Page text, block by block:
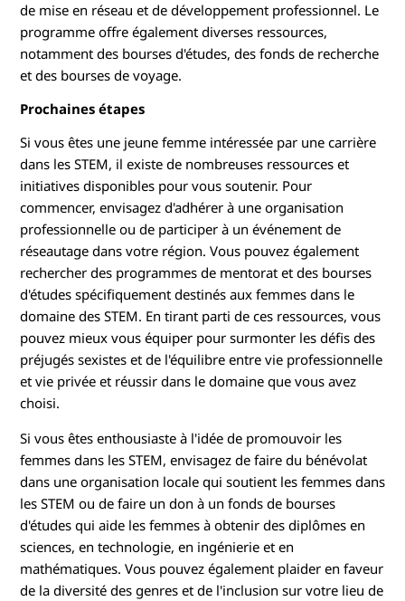
de mise en réseau et de développement professionnel. Le
programme offre également diverses ressources,
notamment des bourses d'études, des fonds de recherche
et des bourses de voyage.
Prochaines étapes
Si vous êtes une jeune femme intéressée par une carrière
dans les STEM, il existe de nombreuses ressources et
initiatives disponibles pour vous soutenir. Pour
commencer, envisagez d'adhérer à une organisation
professionnelle ou de participer à un événement de
réseautage dans votre région. Vous pouvez également
rechercher des programmes de mentorat et des bourses
d'études spécifiquement destinés aux femmes dans le
domaine des STEM. En tirant parti de ces ressources, vous
pouvez mieux vous équiper pour surmonter les défis des
préjugés sexistes et de l'équilibre entre vie professionnelle
et vie privée et réussir dans le domaine que vous avez
choisi.
Si vous êtes enthousiaste à l'idée de promouvoir les
femmes dans les STEM, envisagez de faire du bénévolat
dans une organisation locale qui soutient les femmes dans
les STEM ou de faire un don à un fonds de bourses
d'études qui aide les femmes à obtenir des diplômes en
sciences, en technologie, en ingénierie et en
mathématiques. Vous pouvez également plaider en faveur
de la diversité des genres et de l'inclusion sur votre lieu de